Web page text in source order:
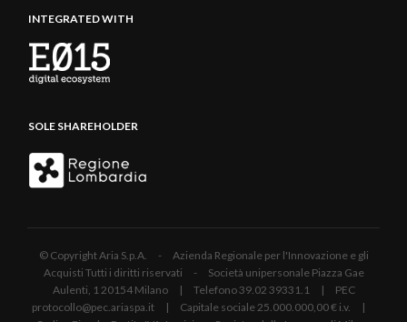
INTEGRATED WITH
SOLE SHAREHOLDER
© Copyright Aria S.p.A. - Azienda Regionale per l'Innovazione e gli
Acquisti Tutti i diritti riservati - Società unipersonale Piazza Gae
Aulenti, 1 20154 Milano | Telefono 39.02 39331.1 | PEC
protocollo@pec.ariaspa.it | Capitale sociale 25.000.000,00 € i.v. |